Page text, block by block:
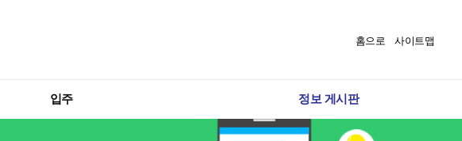
입주 정보 게시판
홈으로 사이트맵